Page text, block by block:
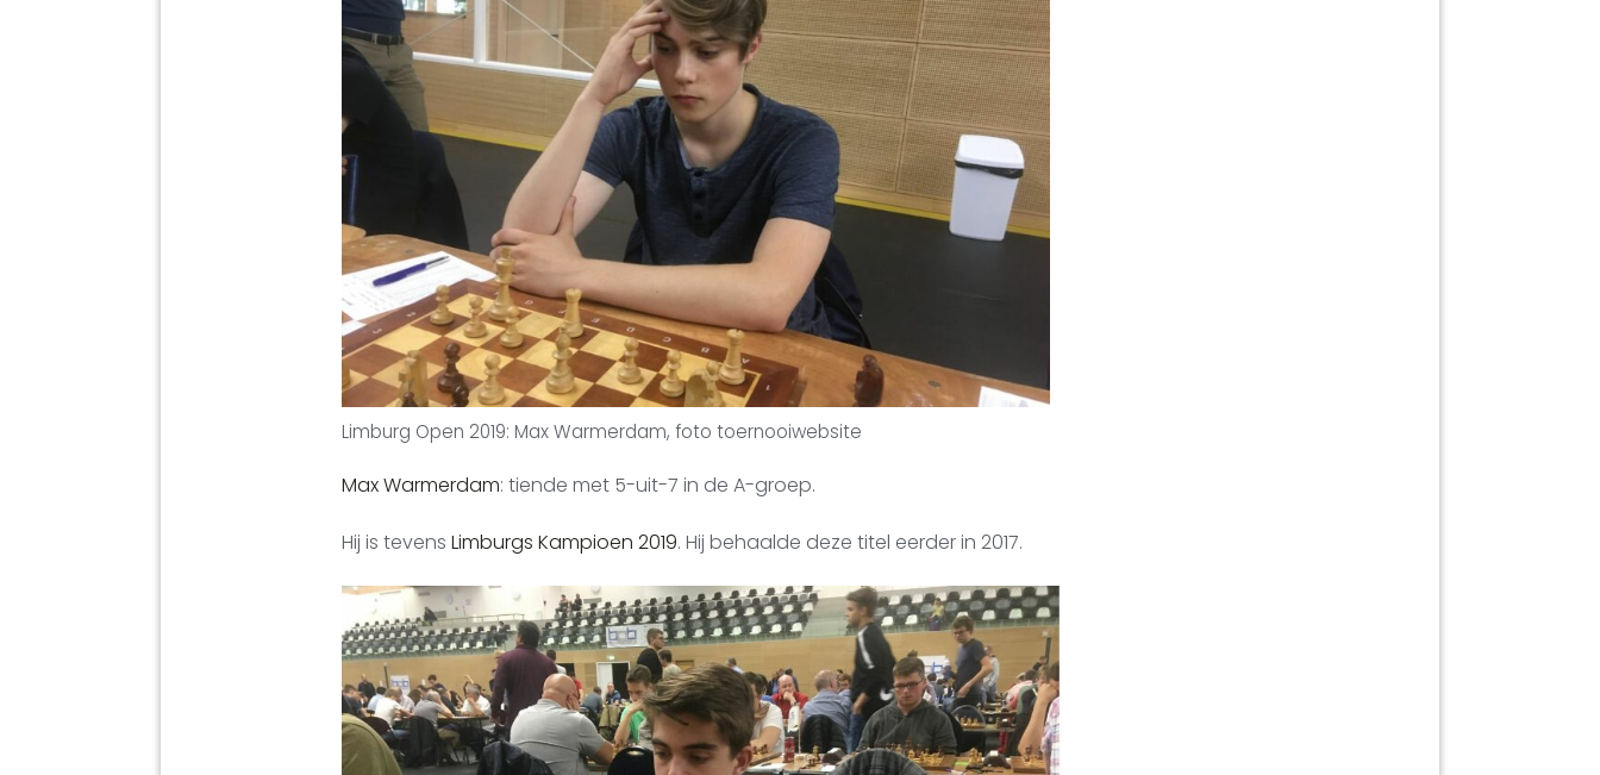
Limburg Open 2019: Max Warmerdam, foto toernooiwebsite
Max Warmerdam: tiende met 5-uit-7 in de A-groep.
Hij is tevens Limburgs Kampioen 2019. Hij behaalde deze titel eerder in 2017.